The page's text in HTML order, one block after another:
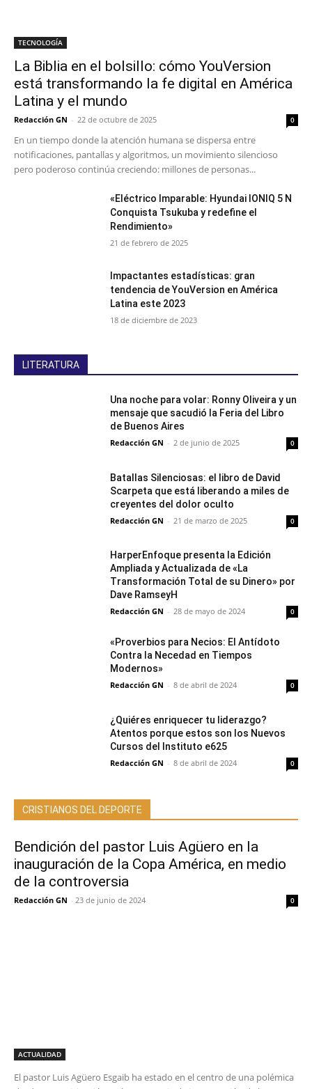
TECNOLOGÍA
La Biblia en el bolsillo: cómo YouVersion
está transformando la fe digital en América
Latina y el mundo
Redacción GN - 22 de octubre de 2025 0
En un tiempo donde la atención humana se dispersa entre
notificaciones, pantallas y algoritmos, un movimiento silencioso
pero poderoso continúa creciendo: millones de personas...
«Eléctrico Imparable: Hyundai IONIQ 5 N
Conquista Tsukuba y redefine el
Rendimiento»
21 de febrero de 2025
Impactantes estadísticas: gran
tendencia de YouVersion en América
Latina este 2023
18 de diciembre de 2023
LITERATURA
Una noche para volar: Ronny Oliveira y un
mensaje que sacudió la Feria del Libro
de Buenos Aires
Redacción GN - 2 de junio de 2025 0
Batallas Silenciosas: el libro de David
Scarpeta que está liberando a miles de
creyentes del dolor oculto
Redacción GN - 21 de marzo de 2025 0
HarperEnfoque presenta la Edición
Ampliada y Actualizada de «La
Transformación Total de su Dinero» por
Dave RamseyH
Redacción GN - 28 de mayo de 2024 0
«Proverbios para Necios: El Antídoto
Contra la Necedad en Tiempos
Modernos»
Redacción GN - 8 de abril de 2024 0
¿Quiéres enriquecer tu liderazgo?
Atentos porque estos son los Nuevos
Cursos del Instituto e625
Redacción GN - 8 de abril de 2024 0
CRISTIANOS DEL DEPORTE
Bendición del pastor Luis Agüero en la
inauguración de la Copa América, en medio
de la controversia
Redacción GN - 23 de junio de 2024 0
ACTUALIDAD
El pastor Luis Agüero Esgaib ha estado en el centro de una polémica